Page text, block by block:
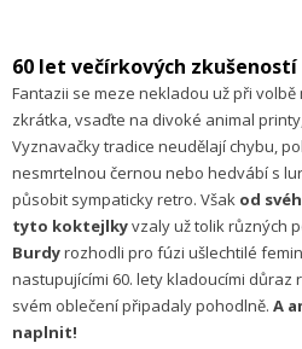
60 let večírkových zkušeností
Fantazii se meze nekladou už při
zkrátka, vsaďte na divoké animal
Vyznavačky tradice neudělají chybu,
nesmrtelnou černou nebo hedvábí s
působit sympaticky retro. Však od
tyto koktejlkyvzaly už tolik různých
Burdyrozhodli pro fúzi ušlechtilé
nastupujícími 60. lety kladoucími důraz
svém oblečení připadaly pohodlně. A
naplnit!